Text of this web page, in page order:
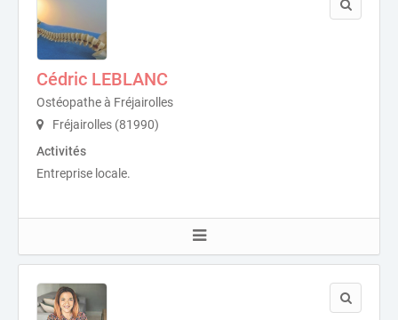
Cédric LEBLANC
Ostéopathe à Fréjairolles
Fréjairolles (81990)
Activités
Entreprise locale.